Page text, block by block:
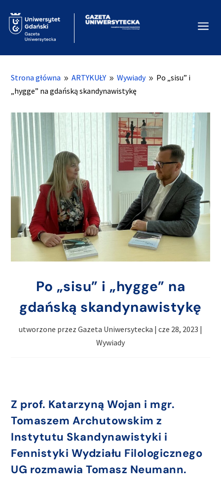
a
Strona główna 9 ARTYKUŁY 9 Wywiady 9 Po „sisu” i
„hygge” na gdańską skandynawistykę
Po „sisu” i „hygge” na
gdańską skandynawistykę
utworzone przez Gazeta Uniwersytecka | cze 28, 2023 |
Wywiady
Z prof. Katarzyną Wojan i mgr.
Tomaszem Archutowskim z
Instytutu Skandynawistyki i
Fennistyki Wydziału Filologicznego
UG rozmawia Tomasz Neumann.